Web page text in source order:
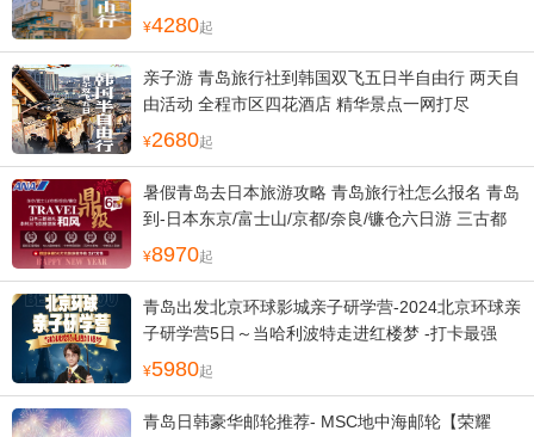
店
4280起
亲子游 青岛旅行社到韩国双飞五日半自由行 两天自
由活动 全程市区四花酒店 精华景点一网打尽
2680起
暑假青岛去日本旅游攻略 青岛旅行社怎么报名 青岛
到-日本东京/富士山/京都/奈良/镰仓六日游 三古都
巡礼 富士山 东大寺忍野八海 清水寺 3晚国际五星酒
8970起
青岛出发北京环球影城亲子研学营-2024北京环球亲
子研学营5日～当哈利波特走进红楼梦 -打卡最强
IP“环球影城” 3晚五星五钻酒店 故宫沉浸式深度游5
5980起
青岛日韩豪华邮轮推荐- MSC地中海邮轮【荣耀